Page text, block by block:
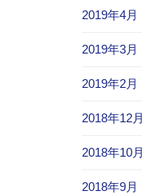
2019年4月
2019年3月
2019年2月
2018年12月
2018年10月
2018年9月